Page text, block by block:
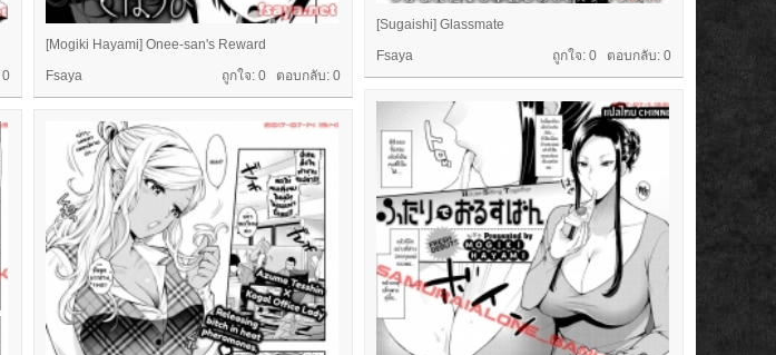
[Sugaishi] Glassmate
ถูกใจ: 0 ตอบกลับ: 0
Fsaya
0
[Mogiki Hayami] Onee-san's Reward
ถูกใจ: 0 ตอบกลับ: 0
Fsaya